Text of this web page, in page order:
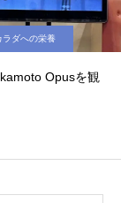
ラダへの栄養
Opusを観